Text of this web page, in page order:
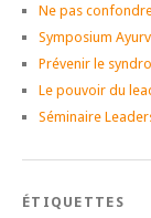
Ne pas
Symposium
Prévenir le
Le pouvoir du
Séminaire
ÉTIQUETTES